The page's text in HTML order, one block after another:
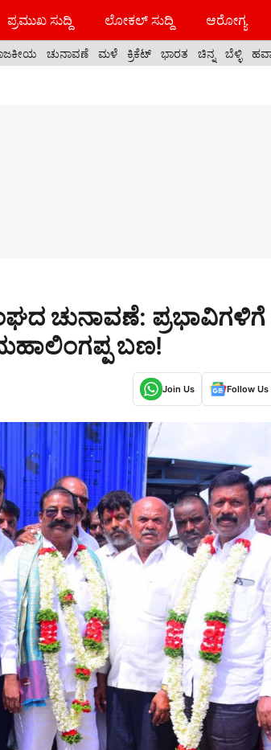
ಪ್ರಮುಖ ಸುದ್ದಿ ಲೋಕಲ್ ಸುದ್ದಿ ಆರೋಗ್ಯ
ಚುನಾವಣೆ ಮಳೆ ಕ್ರಿಕೆಟ್ ಭಾರತ ಚಿನ್ನ ಬೆಳ್ಳಿ
ಚುನಾವಣೆ: ಪ್ರಭಾವಿಗಳಿಗೆ
ಬಣ!
Join Us Follow Us